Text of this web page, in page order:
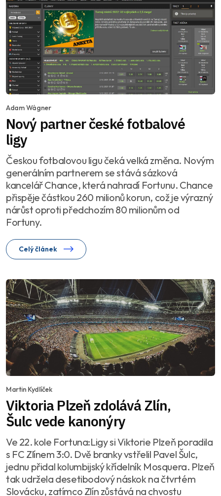
Adam Wágner
Nový partner české fotbalové
ligy
Českou fotbalovou ligu čeká velká změna. Novým
generálním partnerem se stává sázková
kancelář Chance, která nahradí Fortunu. Chance
přispěje částkou 260 milionů korun, což je výrazný
nárůst oproti předchozím 80 milionům od
Fortuny.
Celý článek
Martin Kydlíček
Viktoria Plzeň zdolává Zlín,
Šulc vede kanonýry
Ve 22. kole Fortuna:Ligy si Viktorie Plzeň poradila
s FC Zlínem 3:0. Dvě branky vstřelil Pavel Šulc,
jednu přidal kolumbijský křídelník Mosquera. Plzeň
tak udržela desetibodový náskok na čtvrtém
Slovácku, zatímco Zlín zůstává na chvostu